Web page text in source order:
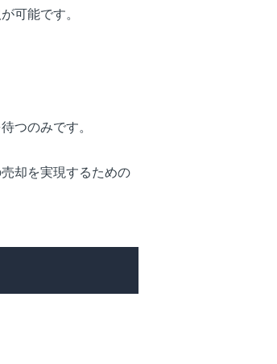
可能です。
つのみです。
却を実現するための